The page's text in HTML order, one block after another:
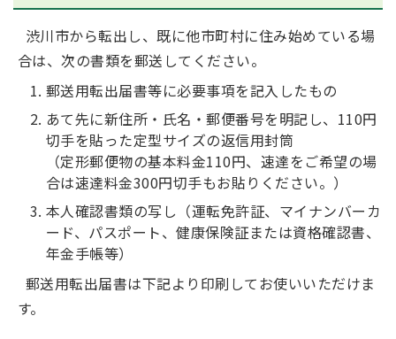
渋川市から転出し、既に他市町村に住み始めている場
合は、次の書類を郵送してください。
郵送用転出届書等に必要事項を記入したもの
あて先に新住所・氏名・郵便番号を明記し、110円
切手を貼った定型サイズの返信用封筒
（定形郵便物の基本料金110円、速達をご希望の場
合は速達料金300円切手もお貼りください。）
本人確認書類の写し（運転免許証、マイナンバーカ
ード、パスポート、健康保険証または資格確認書、
年金手帳等）
郵送用転出届書は下記より印刷してお使いいただけま
す。